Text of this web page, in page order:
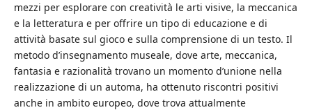
mezzi per esplorare con creatività le arti visive, la meccanica
e la letteratura e per offrire un tipo di educazione e di
attività basate sul gioco e sulla comprensione di un testo. Il
metodo d’insegnamento museale, dove arte, meccanica,
fantasia e razionalità trovano un momento d’unione nella
realizzazione di un automa, ha ottenuto riscontri positivi
anche in ambito europeo, dove trova attualmente